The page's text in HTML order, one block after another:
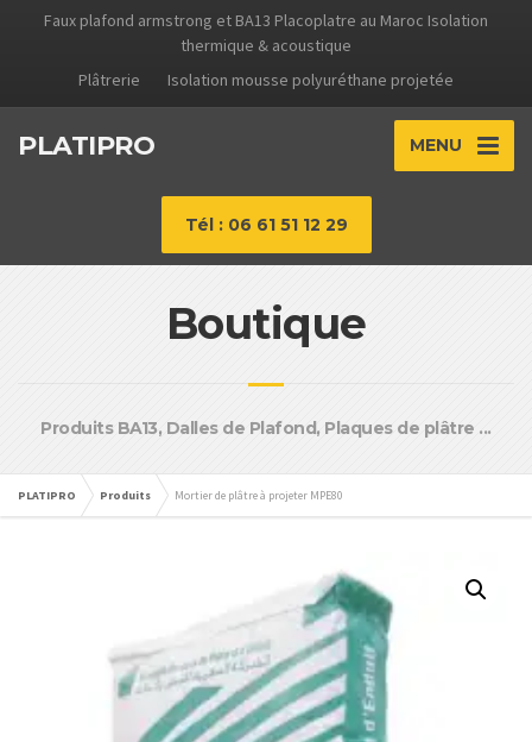
Faux plafond armstrong et BA13 Placoplatre au Maroc Isolation
thermique & acoustique
Plâtrerie
Isolation mousse polyuréthane projetée
PLATIPRO MENU
Tél : 06 61 51 12 29
Boutique
Produits BA13, Dalles de Plafond, Plaques de plâtre ...
PLATIPRO Produits Mortier de plâtre à projeter MPE80